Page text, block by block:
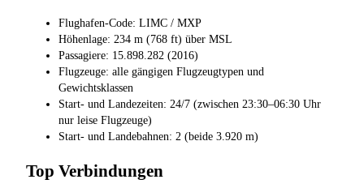
Flughafen-Code: LIMC / MXP
Höhenlage: 234 m (768 ft) über MSL
Passagiere: 15.898.282 (2016)
Flugzeuge: alle gängigen Flugzeugtypen und
Gewichtsklassen
Start- und Landezeiten: 24/7 (zwischen 23:30–06:30 Uhr
nur leise Flugzeuge)
Start- und Landebahnen: 2 (beide 3.920 m)
Top Verbindungen